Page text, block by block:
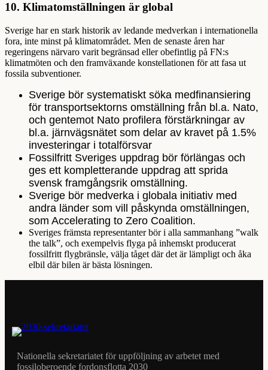
10. Klimatomställningen är global
Sverige har en stark historik av ledande medverkan i internationella
fora, inte minst på klimatområdet. Men de senaste åren har
regeringens närvaro varit begränsad eller obefintlig på FN:s
klimatmöten och den framväxande konstellationen för att fasa ut
fossila subventioner.
Sverige bör systematiskt söka medfinansiering
för transportsektorns omställning från bl.a. Nato,
och gentemot Nato profilera förstärkningar av
bl.a. järnvägsnätet som delar av kravet på 1.5%
investeringar i totalförsvar
Fossilfritt Sveriges uppdrag bör förlängas och
ges ett kompletterande uppdrag att sprida
svensk framgångsrik omställning.
Sverige bör medverka i globala initiativ med
andra länder som vill påskynda omställningen,
som Accelerating to Zero Coalition.
Sveriges främsta representanter bör i alla sammanhang ”walk
the talk”, och exempelvis flyga på inhemskt producerat
fossilfritt flygbränsle, välja tåget där det är lämpligt och åka
elbil där bilen är bästa lösningen.
Nationella sekretariatet för uppföljning av arbetet med
fossiloberoende fordonsflotta 2030